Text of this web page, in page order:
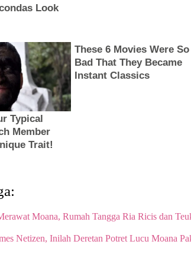
Moana, Rumah Tangga Ria Ricis dan
Netizen, Inilah Deretan Potret Lucu Moana